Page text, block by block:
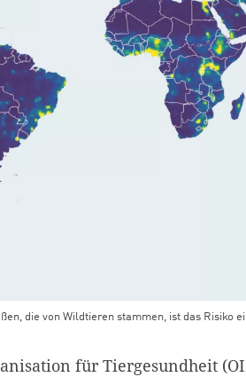
die von Wildtieren stammen, ist das Risiko
für Tiergesundheit